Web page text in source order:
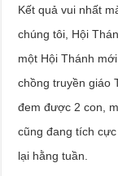
Kết quả vui nhất
chúng tôi, Hội
một Hội Thánh
chồng truyền giáo
đem được 2 con,
cũng đang tích
lại hằng tuần.